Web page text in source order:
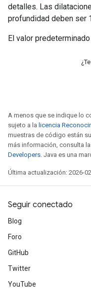
detalles. Las
profundidad deben ser
El valor predeterminado
A menos que se indique lo
sujeto a la licencia
muestras de código están
más información, consulta
Developers. Java es una
Última actualización: 2026-
Seguir conectado
Blog
Foro
GitHub
Twitter
YouTube